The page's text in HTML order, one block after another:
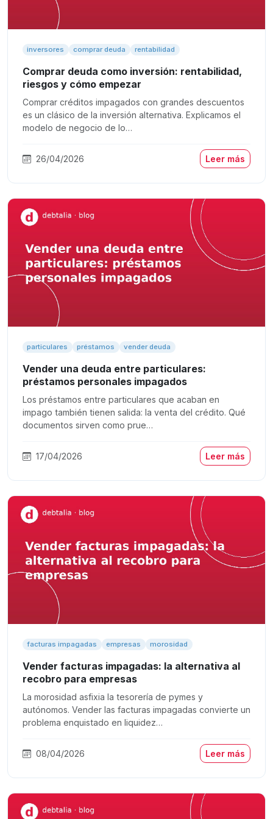
inversores comprar deuda rentabilidad
Comprar deuda como inversión: rentabilidad,
riesgos y cómo empezar
Comprar créditos impagados con grandes descuentos
es un clásico de la inversión alternativa. Explicamos el
modelo de negocio de lo…
26/04/2026 Leer más
particulares préstamos vender deuda
Vender una deuda entre particulares:
préstamos personales impagados
Los préstamos entre particulares que acaban en
impago también tienen salida: la venta del crédito. Qué
documentos sirven como prue…
17/04/2026 Leer más
facturas impagadas empresas morosidad
Vender facturas impagadas: la alternativa al
recobro para empresas
La morosidad asfixia la tesorería de pymes y
autónomos. Vender las facturas impagadas convierte un
problema enquistado en liquidez…
08/04/2026 Leer más